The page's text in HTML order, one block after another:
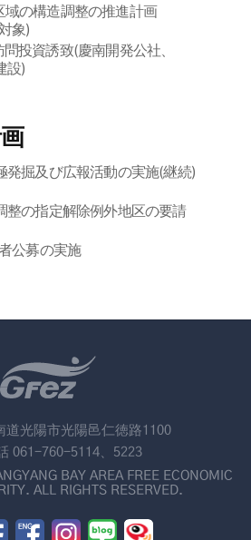
域の構造調整の推進計画
象)
問投資誘致(慶南開発公社、
設)
発掘及び広報活動の実施(継続)
整の指定解除例外地区の要請
公募の実施
道光陽市光陽邑仁徳路1100
061-760-5114、5223
BAY AREA FREE ECONOMIC
ALL RIGHTS RESERVED.